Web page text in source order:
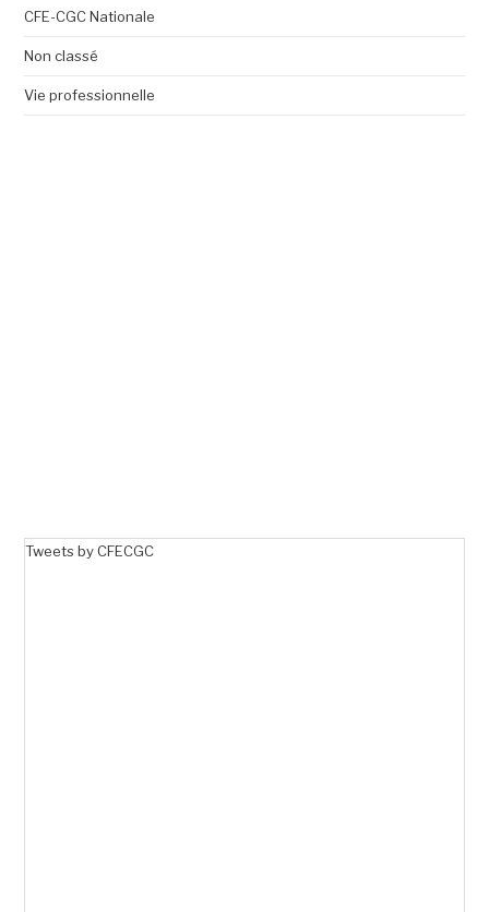
CFE-CGC Nationale
Non classé
Vie professionnelle
Tweets by CFECGC